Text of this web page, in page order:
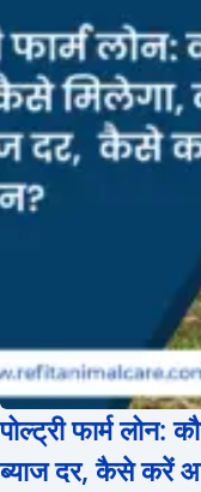
पोल्ट्री फार्म लोन:
ब्याज दर, कैसे करें